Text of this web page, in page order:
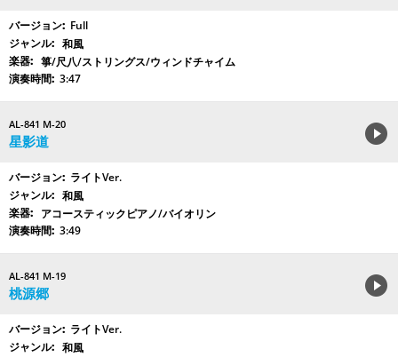
Full
和風
箏/尺八/ストリングス/ウィンドチャイム
3:47
AL-841 M-20
星影道
ライトVer.
和風
アコースティックピアノ/バイオリン
3:49
AL-841 M-19
桃源郷
ライトVer.
和風